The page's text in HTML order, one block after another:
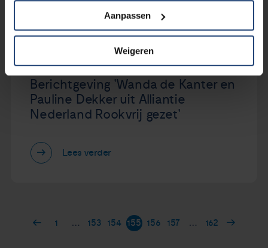
Aanpassen
Weigeren
Berichtgeving 'Wanda de Kanter en
Pauline Dekker uit Alliantie
Nederland Rookvrij gezet'
Lees verder
1 … 153 154 155 156 157 … 162